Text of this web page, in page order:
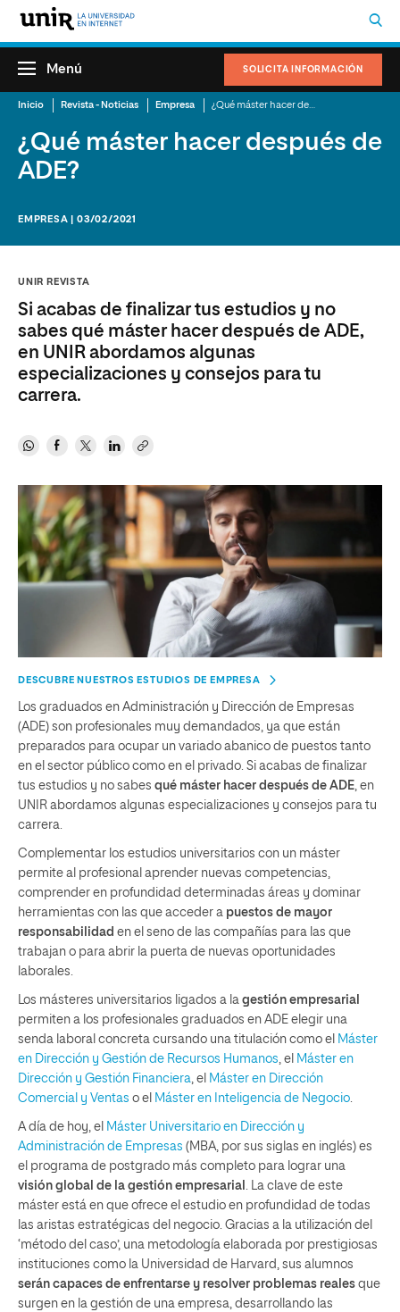
SOLICITA INFORMACIÓN
Menú
Inicio Revista - Noticias Empresa
¿Qué máster hacer después de
ADE?
EMPRESA | 03/02/2021
UNIR REVISTA
Si acabas de finalizar tus estudios y no
sabes qué máster hacer después de ADE,
en UNIR abordamos algunas
especializaciones y consejos para tu
carrera.
DESCUBRE NUESTROS ESTUDIOS DE EMPRESA
Los graduados en Administración y Dirección de Empresas
(ADE) son profesionales muy demandados, ya que están
preparados para ocupar un variado abanico de puestos tanto
en el sector público como en el privado. Si acabas de finalizar
tus estudios y no sabes qué máster hacer después de ADE, en
UNIR abordamos algunas especializaciones y consejos para tu
carrera.
Complementar los estudios universitarios con un máster
permite al profesional aprender nuevas competencias,
comprender en profundidad determinadas áreas y dominar
herramientas con las que acceder a puestos de mayor
responsabilidad en el seno de las compañías para las que
trabajan o para abrir la puerta de nuevas oportunidades
laborales.
Los másteres universitarios ligados a la gestión empresarial
permiten a los profesionales graduados en ADE elegir una
senda laboral concreta cursando una titulación como el Máster
en Dirección y Gestión de Recursos Humanos, el Máster en
Dirección y Gestión Financiera, el Máster en Dirección
Comercial y Ventas o el Máster en Inteligencia de Negocio.
A día de hoy, el Máster Universitario en Dirección y
Administración de Empresas (MBA, por sus siglas en inglés) es
el programa de postgrado más completo para lograr una
visión global de la gestión empresarial . La clave de este
máster está en que ofrece el estudio en profundidad de todas
las aristas estratégicas del negocio. Gracias a la utilización del
‘método del caso’, una metodología elaborada por prestigiosas
instituciones como la Universidad de Harvard, sus alumnos
serán capaces de enfrentarse y resolver problemas reales que
surgen en la gestión de una empresa, desarrollando las